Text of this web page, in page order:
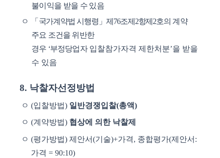
불이익을 받을 수 있음
ㅇ
「 국가계약법 시행령 」 제 76조제 2항제 2호의 계약
주요 조건을 위반한
경우 ‘부정당업자 입찰참가자격 제한처분’을 받을
수 있음
8. 낙찰자선정방법
ㅇ(입찰방법) 일반경쟁입찰(총액)
ㅇ(계약방법) 협상에 의한 낙찰제
ㅇ(평가방법)제안서(기술)+가격, 종합평가(제안서 :
가격 = 90:10)